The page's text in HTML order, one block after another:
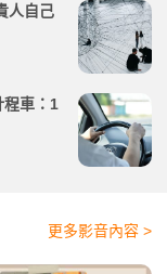
人自己
程車：1
更多影音內容 >